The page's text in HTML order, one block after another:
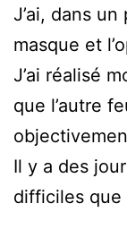
J’ai, dans
masque et
J’ai réalisé
que l’autre
Il y a des
difficiles que